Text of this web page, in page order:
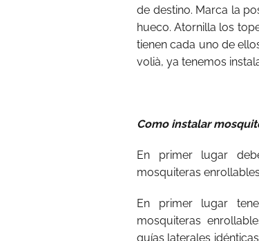
de destino. Marca la
hueco. Atornilla los
tienen cada uno de
volià, ya tenemos
Como instalar
En primer lugar
mosquiteras
En primer lugar
mosquiteras
guías laterales